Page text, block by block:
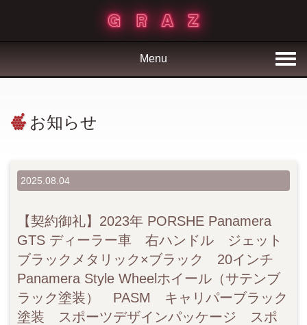
Menu
お知らせ
2025.08.04
【契約御礼】2023年 PORSHE Panamera
GTS ディーラー車 右ハンドル ジェット
ブラックメタリック×ブラック 20インチ
Panamera Style Wheelホイール（サテンブ
ラック塗装） PASM キャリパーブラック
塗装 スポーツデザインパッケージ スポ